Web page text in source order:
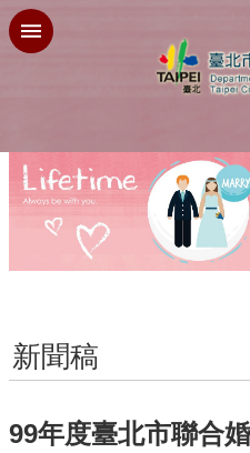
跳到主要內容區塊
新聞稿
99年度臺北市聯合